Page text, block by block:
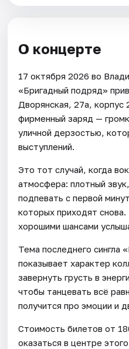
О концерте
17 октября 2026 во
«Бригадный подряд»
Дворянская, 27а,
фирменный заряд —
уличной дерзостью,
выступлений.
Это тот случай, когда
атмосфера: плотный
подпевать с первой
которых приходят
хорошими шансами
Тема последнего сингла
показывает характер
завернуть грусть в
чтобы танцевать всё
получится про эмоции и
Стоимость билетов от
оказаться в центре